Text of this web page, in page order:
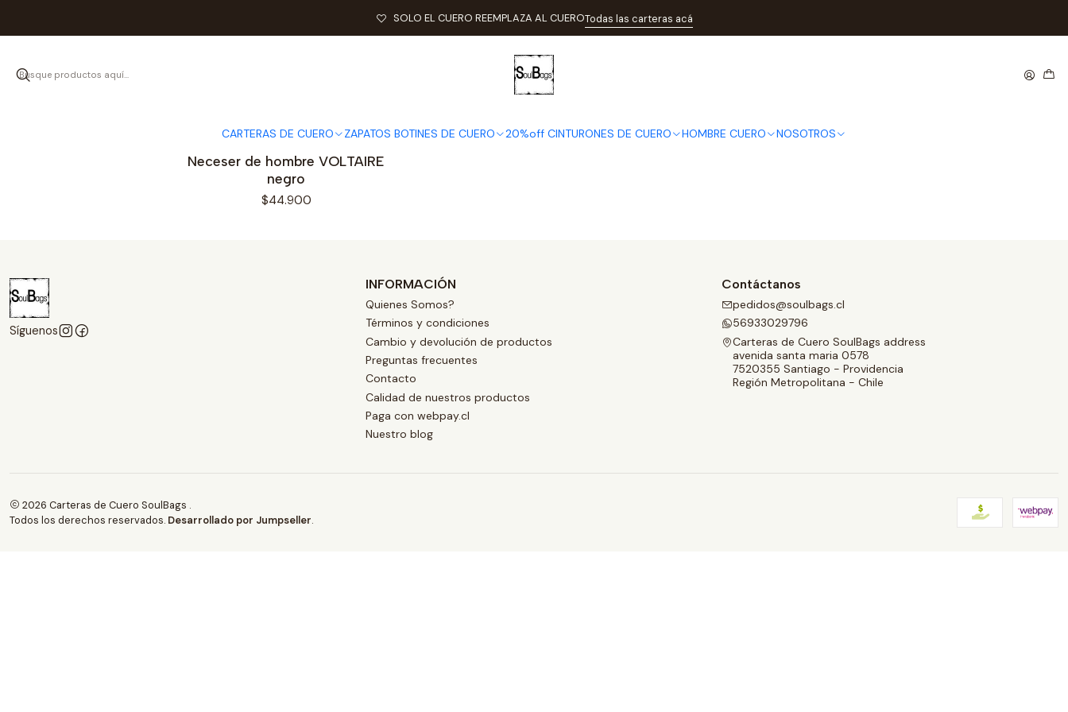
CARTERAS DE CUERO ZAPATOS BOTINES DE CUERO 20%off CINTURONES DE CUERO HOMBRE CUERO NOSOTROS
SOLO EL CUERO REEMPLAZA AL CUEROTodas las carteras acá
MOCHILA, MORRAL, ZAPATILLAS, CINTURONES EN CUERO DE HOMBRE Billeteras hombre
Billeteras hombre
| Alfred by SoulBags
Neceser de hombre VOLTAIRE
negro
$44.900
Síguenos
INFORMACIÓN
Quienes Somos?
Términos y condiciones
Cambio y devolución de productos
Preguntas frecuentes
Contacto
Calidad de nuestros productos
Paga con webpay.cl
Nuestro blog
Contáctanos
pedidos@soulbags.cl
56933029796
Carteras de Cuero SoulBags address
avenida santa maria 0578
7520355 Santiago - Providencia
Región Metropolitana - Chile
2026 Carteras de Cuero SoulBags .
Todos los derechos reservados. Desarrollado por Jumpseller.